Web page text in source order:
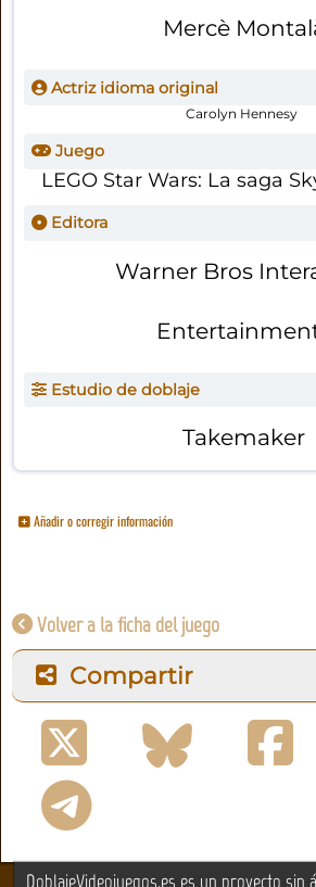
Mercè
Actriz idioma original
Carolyn Hennesy
Juego
LEGO Star Wars: La saga
Editora
Warner Bros
Estudio de doblaje
Takemaker
Añadir o corregir información
Volver a la ficha del juego
Compartir
DoblajeVideojuegos.es es un proyecto sin